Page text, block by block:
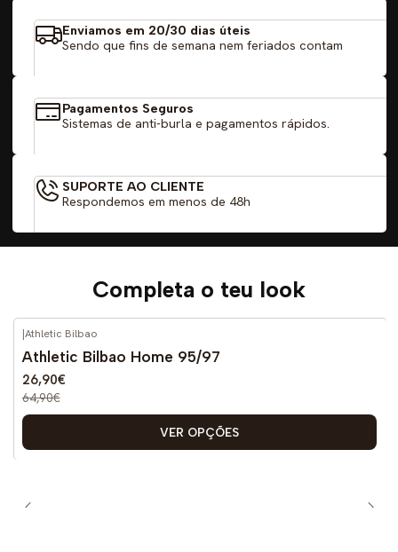
Enviamos em 20/30 dias úteis
Sendo que fins de semana nem feriados contam
Pagamentos Seguros
Sistemas de anti-burla e pagamentos rápidos.
SUPORTE AO CLIENTE
Respondemos em menos de 48h
Completa o teu look
-59% DESCONTO
|Athletic Bilbao
Athletic Bilbao Home 95/97
26,90€
64,90€
VER OPÇÕES